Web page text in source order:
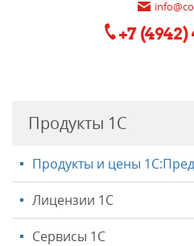
+7 (4942)
Продукты 1С
Продукты и цены
Лицензии 1С
Сервисы 1С